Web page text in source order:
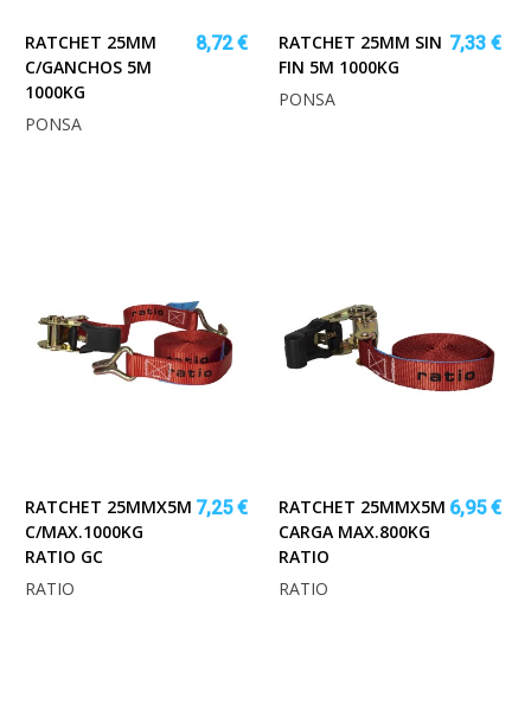
RATCHET 25MM
C/GANCHOS 5M
1000KG
8,72 €
PONSA
RATCHET 25MM SIN
FIN 5M 1000KG
7,33 €
PONSA
RATCHET 25MMX5M
C/MAX.1000KG
RATIO GC
7,25 €
RATIO
RATCHET 25MMX5M
CARGA MAX.800KG
RATIO
6,95 €
RATIO